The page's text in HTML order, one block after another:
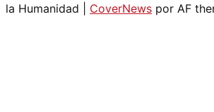
la Humanidad
CoverNews por AF